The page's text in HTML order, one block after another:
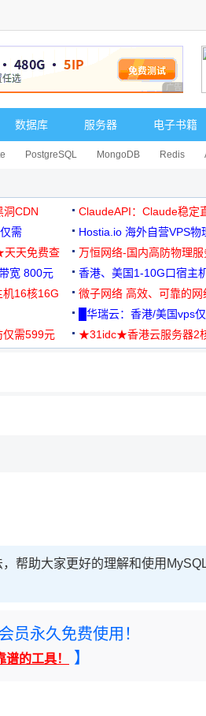
广告 商业
数据库 服务器 电子书籍
PostgreSQL MongoDB Redis
洞CDN ClaudeAPI：Claude稳定
需
Hostia.io 海外自营VPS物
天免费查
万恒网络-国内高防物理
99元/月起
宽 800元 香港、美国1-10G口宿主
16核16G
微子网络 高效、可靠的
█华瑞云：香港/美国vps
需599元
★31idc★香港云服务器2
帮助大家更好的理解和使用
员永久免费使用！
的工具！ 】